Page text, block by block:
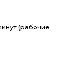
(рабочие